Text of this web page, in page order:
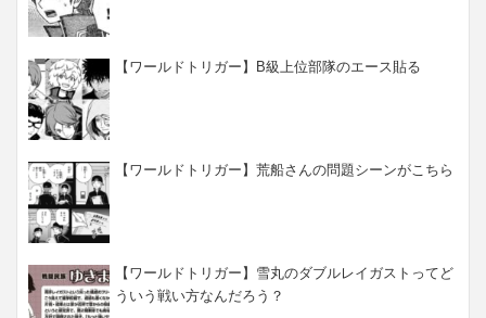
【ワールドトリガー】B級上位部隊のエース貼る
【ワールドトリガー】荒船さんの問題シーンがこちら
【ワールドトリガー】雪丸のダブルレイガストってど
ういう戦い方なんだろう？